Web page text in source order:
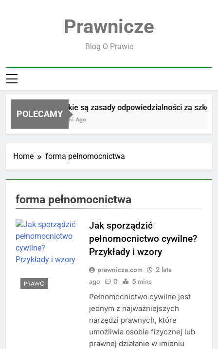
Prawnicze
Blog O Prawie
POLECAMY
Jakie są zasady odpowiedzialności za szkodę
3 Dni Ago
Home forma pełnomocnictwa
forma pełnomocnictwa
PRAWO
Jak sporządzić
pełnomocnictwo cywilne?
Przykłady i wzory
prawnicze.com
2 lata
ago
0 5 mins
Pełnomocnictwo cywilne jest
jednym z najważniejszych
narzędzi prawnych, które
umożliwia osobie fizycznej lub
prawnej działanie w imieniu